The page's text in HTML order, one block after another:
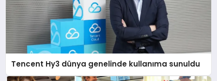
Tencent Hy3 dünya genelinde kullanıma sunuldu